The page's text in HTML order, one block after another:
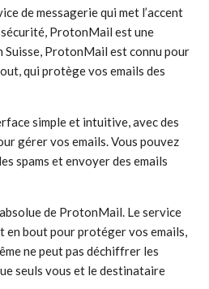
de messagerie qui met l’accent
ProtonMail est une
Suisse, ProtonMail est connu pour
qui protège vos emails des
simple et intuitive, avec des
gérer vos emails. Vous pouvez
spams et envoyer des emails
de ProtonMail. Le service
en bout pour protéger vos emails,
ne peut pas déchiffrer les
seuls vous et le destinataire